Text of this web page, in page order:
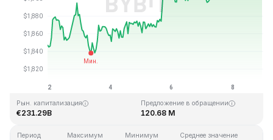
Последнее обновление: 23:00 GMT+0 2026-08-08
€4,946.05 €0.432979
Рын. капитализация
€231.29B
Предложение в обращении
120.68 M
Период Максимум Минимум Среднее значение